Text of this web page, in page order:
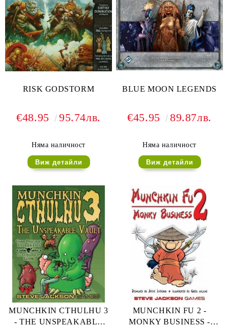
RISK GODSTORM
€48.95 95.74лв.
Няма наличност
Виж детайли
BLUE MOON LEGENDS
€45.95 89.87лв.
Няма наличност
Виж детайли
MUNCHKIN CTHULHU 3
- THE UNSPEAKABLE
MUNCHKIN FU 2 -
MONKY BUSINESS -